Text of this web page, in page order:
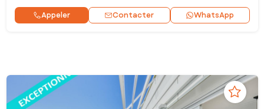
Appeler Contacter WhatsApp